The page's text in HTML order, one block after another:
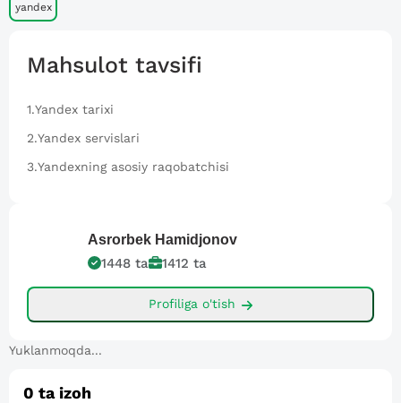
yandex
Mahsulot tavsifi
1.Yandex tarixi
2.Yandex servislari
3.Yandexning asosiy raqobatchisi
Asrorbek Hamidjonov
1448 ta 1412 ta
Profiliga o'tish
Yuklanmoqda...
0 ta izoh